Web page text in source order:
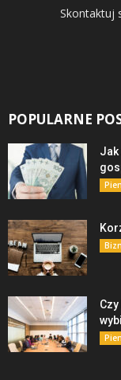
Skontaktuj
POPULARNE
Jak